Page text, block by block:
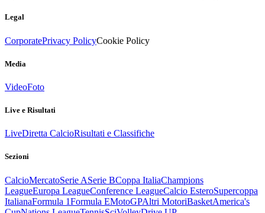
Legal
CorporatePrivacy PolicyCookie Policy
Media
VideoFoto
Live e Risultati
LiveDiretta CalcioRisultati e Classifiche
Sezioni
CalcioMercatoSerie ASerie BCoppa ItaliaChampions
LeagueEuropa LeagueConference LeagueCalcio EsteroSupercoppa
ItalianaFormula 1Formula EMotoGPAltri MotoriBasketAmerica's